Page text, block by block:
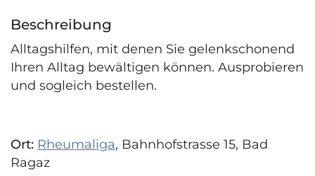
Beschreibung
Alltagshilfen, mit denen Sie gelenkschonend
Ihren Alltag bewältigen können. Ausprobieren
und sogleich bestellen.
Ort: Rheumaliga, Bahnhofstrasse 15, Bad
Ragaz